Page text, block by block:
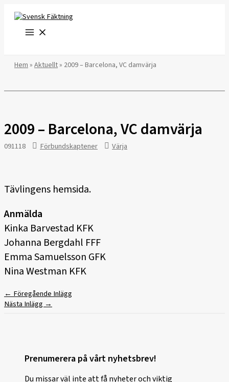
innehåll
Hem» Aktuellt» 2009 – Barcelona, VC damvärja
2009 – Barcelona, VC damvärja
091118 Förbundskaptener Värja
Tävlingens hemsida.
Anmälda
Kinka Barvestad KFK
Johanna Bergdahl FFF
Emma Samuelsson GFK
Nina Westman KFK
← Föregående Inlägg
Nästa Inlägg →
Prenumerera på vårt nyhetsbrev!
Du missar väl inte att få nyheter och viktig